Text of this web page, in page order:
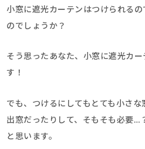
小窓に遮光カーテンはつけられる
のでしょうか？
そう思ったあなた、小窓に遮光カ
す！
でも、つけるにしてもとても小さ
出窓だったりして、そもそも必要…
と思います。